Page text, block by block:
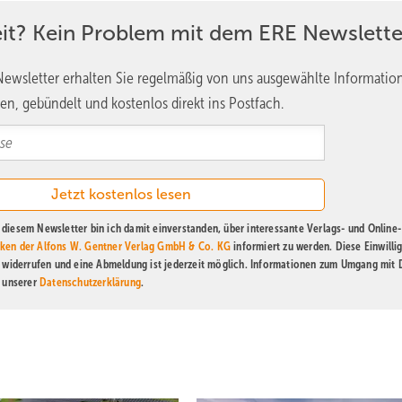
im Januar, hätten wir daneben auch dieses neue Regime der
Regime nebeneinander gelten und die Vorhabenträge hätten
oder in das neue Regime der Beschleunigungsgebiete
neue Regime der Beschleunigungsgebiete.
Die Richtlinie sagt dazu eigentlich nur, dass es
Energien ist. Im Prinzip ist es eine deutschlandweite
gute Windbedingungen? Wo habe ich verfügbare Flächen? Es
auf dieser groben Gebietskulisse werden in einer zweiten Stufe
Anforderung nach der Richtlinie ist, dass man eine solche
Kein Problem mit dem ERE
erhalten Sie regelmäßig von uns ausgewählte
gebündelt und kostenlos direkt ins Postfach.
diesem Newsletter bin ich damit einverstanden, über interessante Verlags- und Online-
der Alfons W. Gentner Verlag GmbH & Co. KG informiert zu werden. Diese
und eine Abmeldung ist jederzeit möglich. Informationen zum Umgang mit
Datenschutzerklärung.